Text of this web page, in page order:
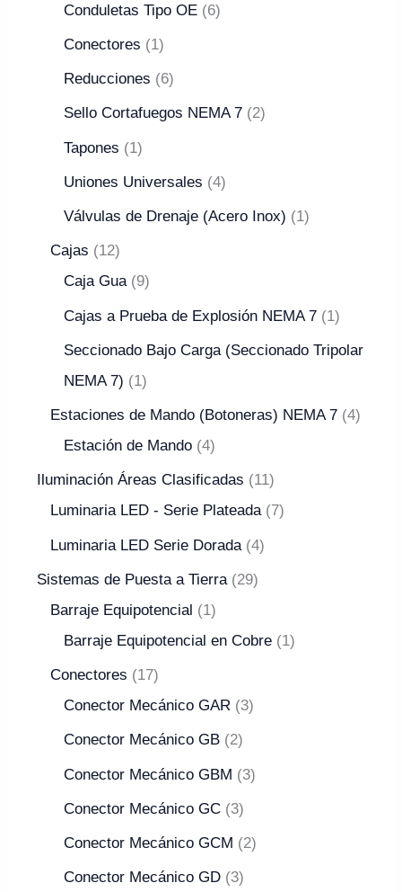
Conduletas Tipo OE 6
Conectores 1
Reducciones 6
Sello Cortafuegos NEMA 7 2
Tapones 1
Uniones Universales 4
Válvulas de Drenaje (Acero Inox) 1
Cajas
12
Caja Gua
9
Cajas a Prueba de Explosión NEMA 7 1
Seccionado Bajo Carga (Seccionado Tripolar
NEMA 7)
1
Estaciones de Mando (Botoneras) NEMA 7 4
Estación de Mando 4
Iluminación Áreas Clasificadas
11
Luminaria LED - Serie Plateada
7
Luminaria LED Serie Dorada 4
Sistemas de Puesta a Tierra
29
Barraje Equipotencial
1
Barraje Equipotencial en Cobre
1
Conectores
17
Conector Mecánico GAR
3
Conector Mecánico GB 2
Conector Mecánico GBM 3
Conector Mecánico GC 3
Conector Mecánico GCM 2
Conector Mecánico GD 3